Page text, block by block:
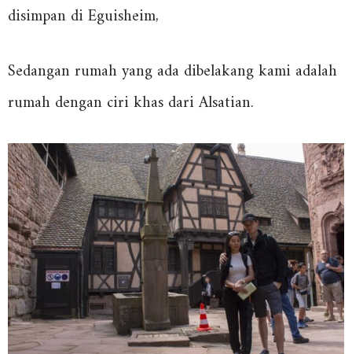
disimpan di Eguisheim,
Sedangan rumah yang ada dibelakang kami adalah
rumah dengan ciri khas dari Alsatian.